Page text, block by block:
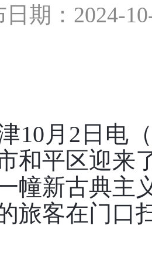
日期：2024-
10月2日电
和平区迎来
幢新古典主
旅客在门口